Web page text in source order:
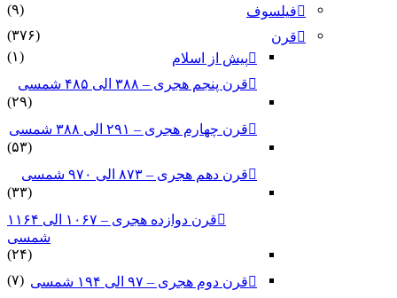
فیلسوف
(۹)
قرن
(۳۷۶)
پیش از اسلام
(۱)
قرن پنجم هجری – ۳۸۸ الی ۴۸۵ شمسی
(۲۹)
قرن چهارم هجری – ۲۹۱ الی ۳۸۸ شمسی
(۵۳)
قرن دهم هجری – ۸۷۳ الی ۹۷۰ شمسی
(۳۳)
قرن دوازده هجری – ۱۰۶۷ الی ۱۱۶۴
شمسی
(۲۴)
قرن دوم هجری – ۹۷ الی ۱۹۴ شمسی
(۷)